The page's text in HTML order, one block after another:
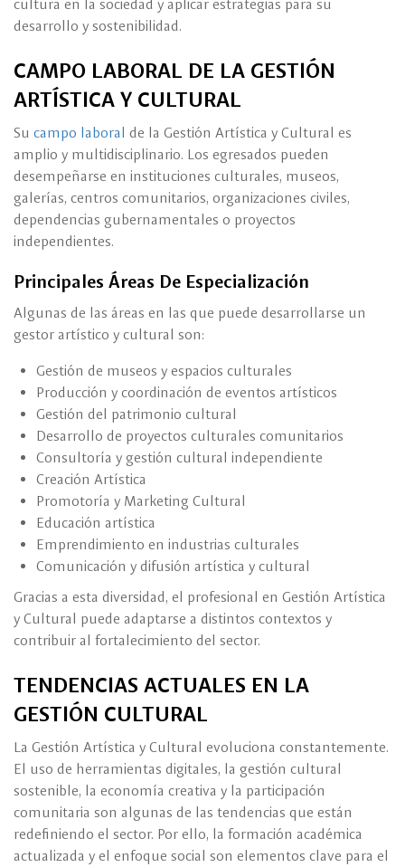
cultura en la sociedad y aplicar estrategias para su
desarrollo y sostenibilidad.
CAMPO LABORAL DE LA GESTIÓN
ARTÍSTICA Y CULTURAL
Su campo laboral de la Gestión Artística y Cultural es
amplio y multidisciplinario. Los egresados pueden
desempeñarse en instituciones culturales, museos,
galerías, centros comunitarios, organizaciones civiles,
dependencias gubernamentales o proyectos
independientes.
Principales Áreas De Especialización
Algunas de las áreas en las que puede desarrollarse un
gestor artístico y cultural son:
Gestión de museos y espacios culturales
Producción y coordinación de eventos artísticos
Gestión del patrimonio cultural
Desarrollo de proyectos culturales comunitarios
Consultoría y gestión cultural independiente
Creación Artística
Promotoría y Marketing Cultural
Educación artística
Emprendimiento en industrias culturales
Comunicación y difusión artística y cultural
Gracias a esta diversidad, el profesional en Gestión Artística
y Cultural puede adaptarse a distintos contextos y
contribuir al fortalecimiento del sector.
TENDENCIAS ACTUALES EN LA
GESTIÓN CULTURAL
La Gestión Artística y Cultural evoluciona constantemente.
El uso de herramientas digitales, la gestión cultural
sostenible, la economía creativa y la participación
comunitaria son algunas de las tendencias que están
redefiniendo el sector. Por ello, la formación académica
actualizada y el enfoque social son elementos clave para el